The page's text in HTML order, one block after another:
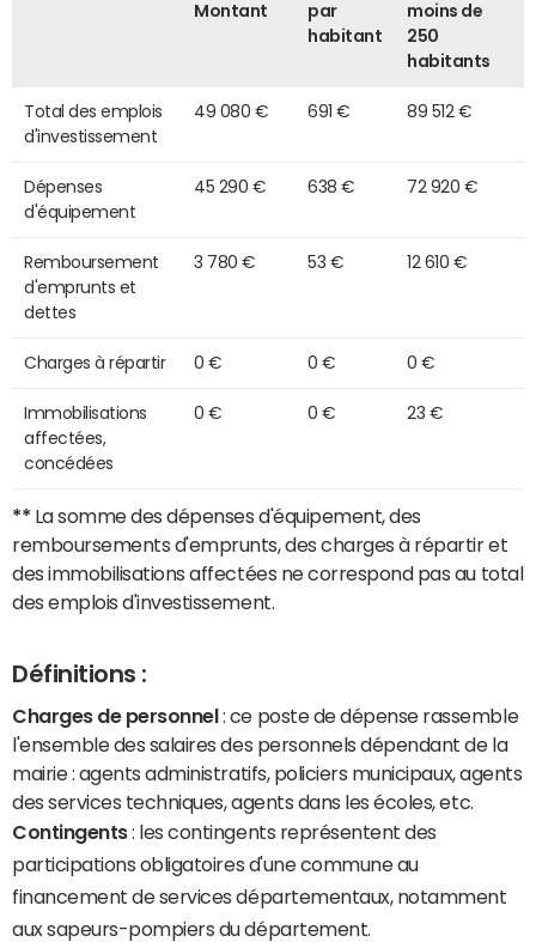
Montant
par
habitant
moins de
250
habitants
Total des emplois
d'investissement
49 080 € 691 € 89 512 €
Dépenses
d'équipement
45 290 € 638 € 72 920 €
Remboursement
d'emprunts et
dettes
3 780 € 53 € 12 610 €
Charges à répartir 0 € 0 € 0 €
Immobilisations
affectées,
concédées
0 € 0 € 23 €
** La somme des dépenses d'équipement, des
remboursements d'emprunts, des charges à répartir et
des immobilisations affectées ne correspond pas au total
des emplois d'investissement.
Définitions :
Charges de personnel : ce poste de dépense rassemble
l'ensemble des salaires des personnels dépendant de la
mairie : agents administratifs, policiers municipaux, agents
des services techniques, agents dans les écoles, etc.
Contingents: les contingents représentent des
participations obligatoires d'une commune au
financement de services départementaux, notamment
aux sapeurs-pompiers du département.